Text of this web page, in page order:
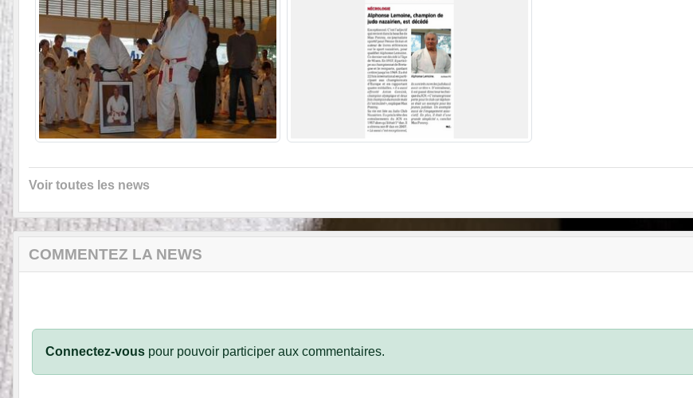
Voir toutes les news
COMMENTEZ LA NEWS
Connectez-vous pour pouvoir participer aux commentaires.